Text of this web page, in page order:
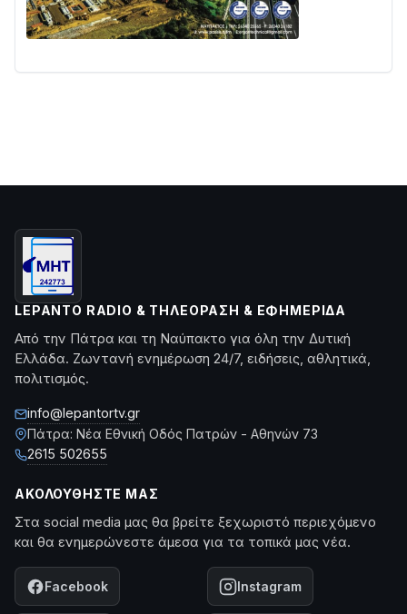
LEPANTO RADIO & ΤΗΛΕΌΡΑΣΗ & ΕΦΗΜΕΡΊΔΑ
Από την Πάτρα και τη Ναύπακτο για όλη την Δυτική
Ελλάδα. Ζωντανή ενημέρωση 24/7, ειδήσεις, αθλητικά,
πολιτισμός.
info@lepantortv.gr
Πάτρα: Νέα Εθνική Οδός Πατρών - Αθηνών 73
2615 502655
ΑΚΟΛΟΥΘΉΣΤΕ ΜΑΣ
Στα social media μας θα βρείτε ξεχωριστό περιεχόμενο
και θα ενημερώνεστε άμεσα για τα τοπικά μας νέα.
Facebook Instagram